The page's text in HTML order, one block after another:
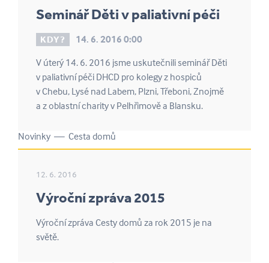
Seminář Děti v paliativní péči
KDY?
14. 6. 2016 0:00
V úterý 14. 6. 2016 jsme uskutečnili seminář Děti
v paliativní péči DHCD pro kolegy z hospiců
v Chebu, Lysé nad Labem, Plzni, Třeboni, Znojmě
a z oblastní charity v Pelhřimově a Blansku.
Novinky — Cesta domů
12. 6. 2016
Výroční zpráva 2015
Výroční zpráva Cesty domů za rok 2015 je na
světě.